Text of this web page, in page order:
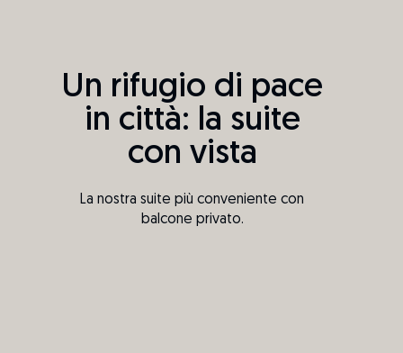
Un rifugio di pace
in città: la suite
con vista
La nostra suite più conveniente con
balcone privato.